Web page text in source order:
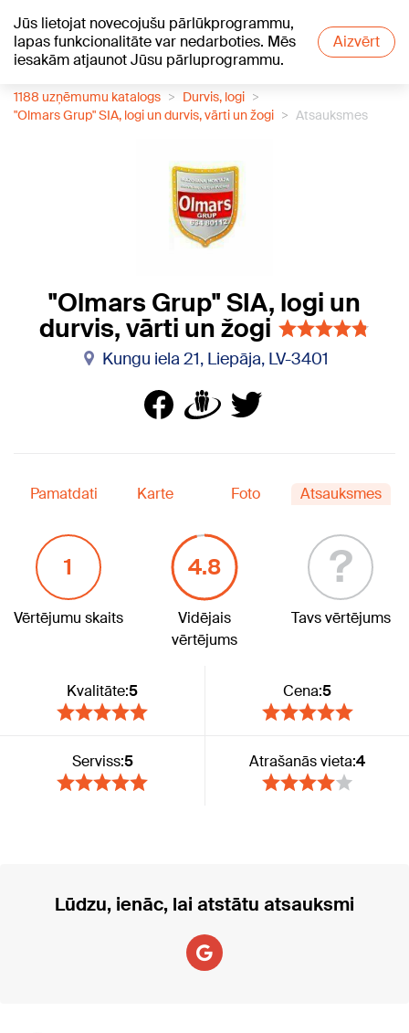
Jūs lietojat novecojušu pārlūkprogrammu,
lapas funkcionalitāte var nedarboties. Mēs
iesakām atjaunot Jūsu pārluprogrammu.
Aizvērt
+22°C
1188 uzņēmumu katalogs
Durvis, logi
"Olmars Grup" SIA, logi un durvis, vārti un žogi
Atsauksmes
"Olmars Grup" SIA, logi un
durvis, vārti un žogi
Kungu iela 21, Liepāja, LV-3401
Pamatdati Karte Foto Atsauksmes
1
Vērtējumu skaits
4.8
Vidējais
vērtējums
?
Tavs vērtējums
Kvalitāte:5 Cena:5
Serviss:5 Atrašanās vieta:4
Lūdzu, ienāc, lai atstātu atsauksmi